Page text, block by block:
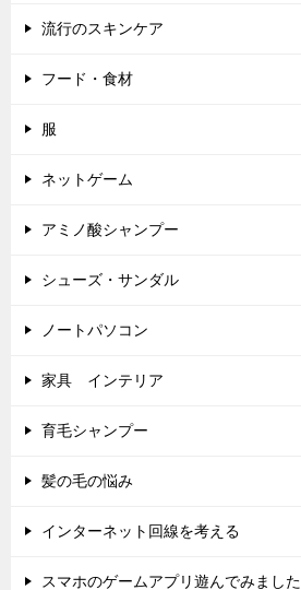
流行のスキンケア
フード・食材
服
ネットゲーム
アミノ酸シャンプー
シューズ・サンダル
ノートパソコン
家具 インテリア
育毛シャンプー
髪の毛の悩み
インターネット回線を考える
スマホのゲームアプリ遊んでみました